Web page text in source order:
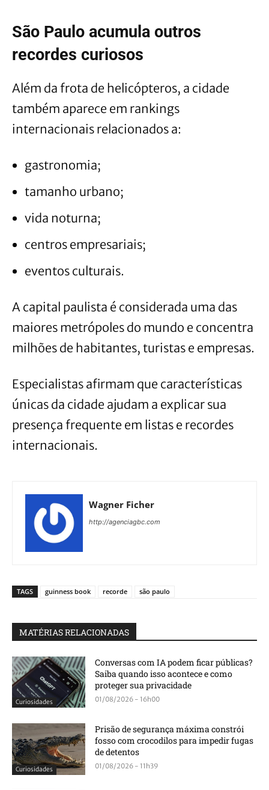
São Paulo acumula outros
recordes curiosos
Além da frota de helicópteros, a cidade
também aparece em rankings
internacionais relacionados a:
gastronomia;
tamanho urbano;
vida noturna;
centros empresariais;
eventos culturais.
A capital paulista é considerada uma das
maiores metrópoles do mundo e concentra
milhões de habitantes, turistas e empresas.
Especialistas afirmam que características
únicas da cidade ajudam a explicar sua
presença frequente em listas e recordes
internacionais.
Wagner Ficher
http://agenciagbc.com
TAGS guinness book recorde são paulo
MATÉRIAS RELACIONADAS
Curiosidades
Conversas com IA podem ficar públicas?
Saiba quando isso acontece e como
proteger sua privacidade
01/08/2026 - 16h00
Curiosidades
Prisão de segurança máxima constrói
fosso com crocodilos para impedir fugas
de detentos
01/08/2026 - 11h39